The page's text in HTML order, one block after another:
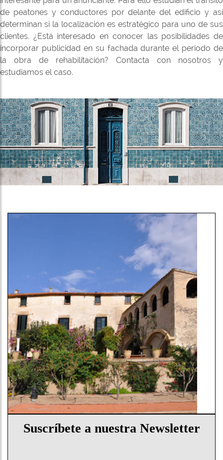
de peatones y conductores por delante del edificio y así
determinan si la localización es estratégico para uno de sus
clientes. ¿Está interesado en conocer las posibilidades de
incorporar publicidad en su fachada durante el periodo de
la obra de rehabilitación? Contacta con nosotros y
estudiamos el caso.
Suscríbete a nuestra Newsletter